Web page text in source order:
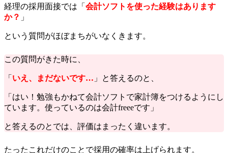
経理の採用面接では「 会計ソフトを使った経験はあります
か？ 」
という質問がほぼまちがいなくきます。
この質問がきた時に、
「 いえ、まだないです… 」と答えるのと、
「はい！勉強もかねて会計ソフトで家計簿をつけるようにし
ています。使っているのは会計freeeです」
と答えるのとでは、評価はまったく違います。
たったこれだけのことで採用の確率は上げられます。